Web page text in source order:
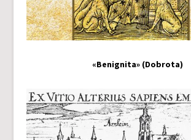
«Benignita» (Dobrota)